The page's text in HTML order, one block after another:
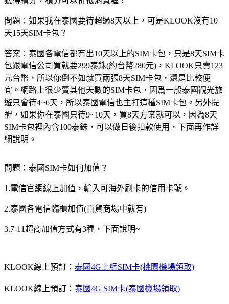
問題：如果我在泰國要待超過8天以上，可是KLOOK沒有10
天15天SIM卡包？
答案：泰國各電信都有出10天以上的SIM卡包，只是8天SIM卡
包跟電信公司買就要299泰銖(約台幣280元)，KLOOK只賣123
元台幣，所以你倒不如就買兩張8天SIM卡包，還是比較便
宜。網路上很少賣其他天數的SIM卡包，因爲一般泰國觀光旅
遊只會待4~6天，所以泰國電信也主打這種SIM卡包。另外提
醒，如果你在泰國只待9~10天，買8天方案就可以，因為8天
SIM卡包裡內含100泰銖，可以做日後扣款使用，下面再作詳
細說明。
問題：泰國SIM卡如何加值？
1.電信官網線上加值，輸入可海外刷卡的信用卡號。
2.泰國各電信臨櫃加值(百貨商場中就有)
3.7-11超商加值方式有3種，下面說明~
KLOOK線上預訂： 泰國4G上網SIM卡(桃園機場領取)
KLOOK線上預訂： 泰國4G SIM卡(泰國機場領取)